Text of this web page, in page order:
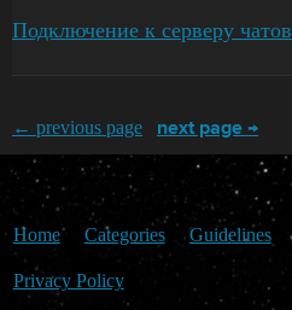
Подключение к серверу чатов
← previous page next page →
Home Categories Guidelines
Privacy Policy